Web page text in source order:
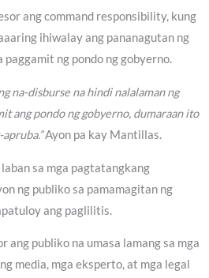
ang command responsibility, kung
ihiwalay ang pananagutan ng
paggamit ng pondo ng gobyerno.
na-disburse na hindi nalalaman ng
ang pondo ng gobyerno, dumaraan ito
Ayon pa kay Mantillas.
sa mga pagtatangkang
ng publiko sa pamamagitan ng
ang paglilitis.
ang publiko na umasa lamang sa mga
media, mga eksperto, at mga legal